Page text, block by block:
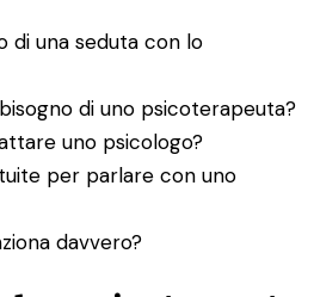
di una seduta con lo
di uno psicoterapeuta?
uno psicologo?
per parlare con uno
davvero?